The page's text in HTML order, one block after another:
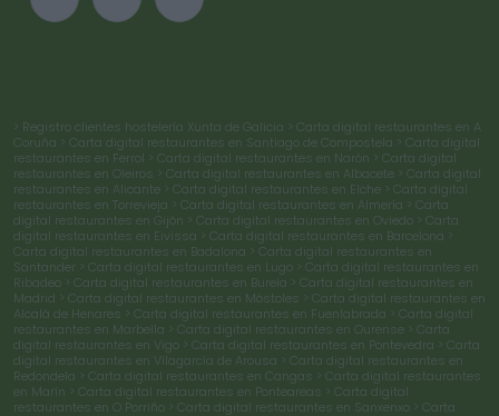
> Registro clientes hostelería Xunta de Galicia > Carta digital restaurantes en A
Coruña > Carta digital restaurantes en Santiago de Compostela > Carta digital
restaurantes en Ferrol > Carta digital restaurantes en Narón > Carta digital
restaurantes en Oleiros > Carta digital restaurantes en Albacete > Carta digital
restaurantes en Alicante > Carta digital restaurantes en Elche > Carta digital
restaurantes en Torrevieja > Carta digital restaurantes en Almería > Carta
digital restaurantes en Gijón > Carta digital restaurantes en Oviedo > Carta
digital restaurantes en Eivissa > Carta digital restaurantes en Barcelona >
Carta digital restaurantes en Badalona > Carta digital restaurantes en
Santander > Carta digital restaurantes en Lugo > Carta digital restaurantes en
Ribadeo > Carta digital restaurantes en Burela > Carta digital restaurantes en
Madrid > Carta digital restaurantes en Móstoles > Carta digital restaurantes en
Alcalá de Henares > Carta digital restaurantes en Fuenlabrada > Carta digital
restaurantes en Marbella > Carta digital restaurantes en Ourense > Carta
digital restaurantes en Vigo > Carta digital restaurantes en Pontevedra > Carta
digital restaurantes en Vilagarcía de Arousa > Carta digital restaurantes en
Redondela > Carta digital restaurantes en Cangas > Carta digital restaurantes
en Marín > Carta digital restaurantes en Ponteareas > Carta digital
restaurantes en O Porriño > Carta digital restaurantes en Sanxenxo > Carta